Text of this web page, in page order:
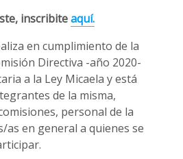
inscribiteaquí.
en cumplimiento de la
Directiva -año 2020-
a la Ley Micaela y está
de la misma,
personal de la
as en general a quienes se